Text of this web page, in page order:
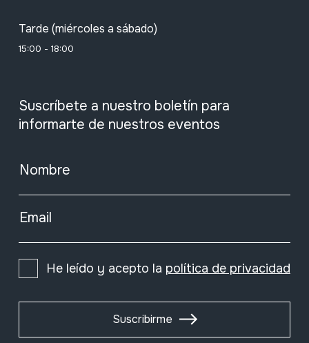
Tarde (miércoles a sábado)
15:00 - 18:00
Suscríbete a nuestro boletín para
informarte de nuestros eventos
Nombre
Email
He leído y acepto la política de privacidad
Suscribirme